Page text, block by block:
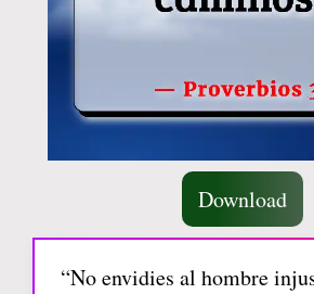
Download
“No envidies al hombre